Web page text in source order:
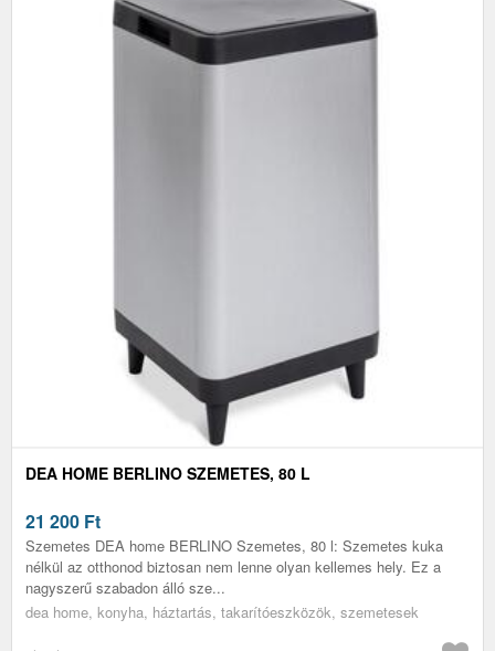
DEA HOME BERLINO SZEMETES, 80 L
21 200 Ft
Szemetes DEA home BERLINO Szemetes, 80 l: Szemetes kuka
nélkül az otthonod biztosan nem lenne olyan kellemes hely. Ez a
nagyszerű szabadon álló sze...
dea home, konyha, háztartás, takarítóeszközök, szemetesek